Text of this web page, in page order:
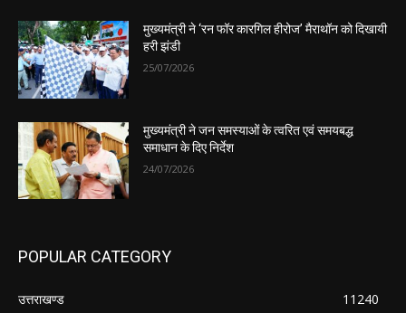
मुख्यमंत्री ने ‘रन फॉर कारगिल हीरोज’ मैराथॉन को दिखायी
हरी झंडी
25/07/2026
मुख्यमंत्री ने जन समस्याओं के त्वरित एवं समयबद्ध
समाधान के दिए निर्देश
24/07/2026
POPULAR CATEGORY
उत्तराखण्ड
11240